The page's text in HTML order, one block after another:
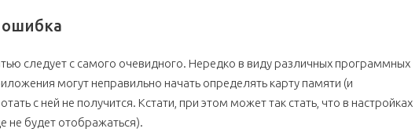
следует с самого очевидного. Нередко в виду различных программных
могут неправильно начать определять карту памяти (и
с ней не получится. Кстати, при этом может так стать, что в настройках
не будет отображаться).